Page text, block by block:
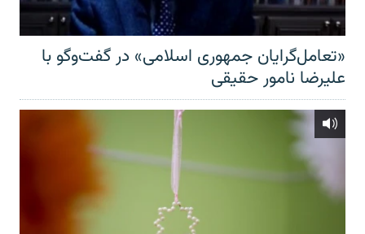
«تعامل‌گرایان جمهوری اسلامی» در گفت‌وگو با
علیرضا نامور حقیقی